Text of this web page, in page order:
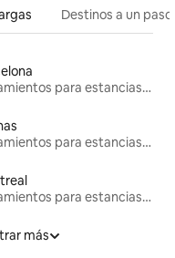
Destinos a un
Alojamientos para estancias largas
Alojamientos para estancias largas
Alojamientos para estancias largas
más